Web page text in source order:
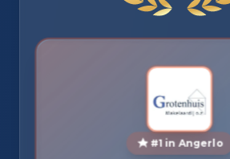
#1 in Angerlo